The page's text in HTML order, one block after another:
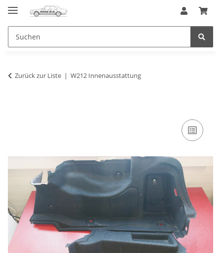
Zurück zur Liste W212 Innenausstattung